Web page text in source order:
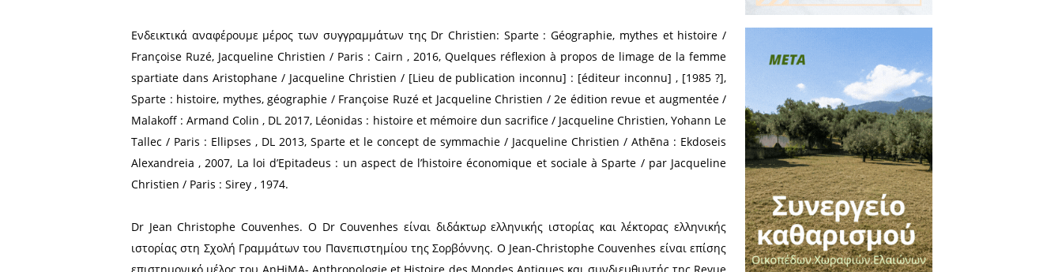
Η Dr Jacqueline Christien, είναι ομότιμη καθηγήτρια αρχαίας Ελληνικής Ιστορίας στο πανεπιστήμιο Nanterre
Paris X με ειδίκευση στην έρευνα σχετικά με το αρχαίο κράτος των Λακεδαιμονίων. Έχει δημοσιεύσει άρθρα σε
ελληνικά και διεθνή επιστημονικά περιοδικά και συμμετέχει σε συνέδρια και ημερίδες με θέμα την έρευνά
της.
Η Dr Christien τιμήθηκε το 2014 από τον Δήμο Μονεμβασίας για την προσφορά της στην ανάδειξη της ιστορίας
της Λακεδαίμονος. Σε συνέντευξή της αναφέρει σχετικά με την Σπάρτη και την Λακεδαίμονα: «Ως επιστήμονας
θεωρώ ότι έκανα γνωστή τη Λακωνία, όχι μόνο τη Σπάρτη που ήταν γνωστή, στην επιστημονική κοινότητα
μέσα από τα ίδια τα στοιχεία του κράτους των Λακεδαιμονίων και πολλές επιστημονικές παρεξηγήσεις
διασαφηνίζονται. Σήμερα το έργο μου είναι σημείο αναφοράς σ’ όποιον μελετά τη Σπάρτη. Όμως για να το